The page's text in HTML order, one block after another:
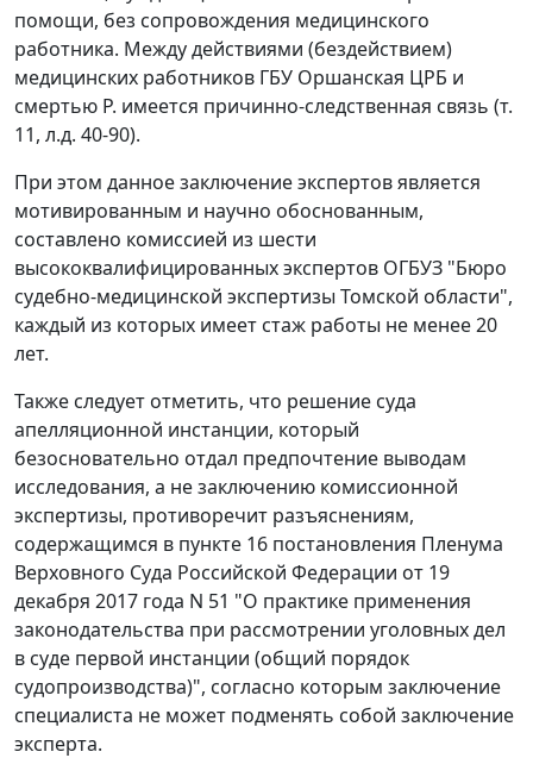
помощи, без сопровождения медицинского
работника. Между действиями (бездействием)
медицинских работников ГБУ Оршанская ЦРБ и
смертью Р. имеется причинно-следственная связь (т.
11, л.д. 40-90).
При этом данное заключение экспертов является
мотивированным и научно обоснованным,
составлено комиссией из шести
высококвалифицированных экспертов ОГБУЗ "Бюро
судебно-медицинской экспертизы Томской области",
каждый из которых имеет стаж работы не менее 20
лет.
Также следует отметить, что решение суда
апелляционной инстанции, который
безосновательно отдал предпочтение выводам
исследования, а не заключению комиссионной
экспертизы, противоречит разъяснениям,
содержащимся в пункте 16 постановления Пленума
Верховного Суда Российской Федерации от 19
декабря 2017 года N 51 "О практике применения
законодательства при рассмотрении уголовных дел
в суде первой инстанции (общий порядок
судопроизводства)", согласно которым заключение
специалиста не может подменять собой заключение
эксперта.